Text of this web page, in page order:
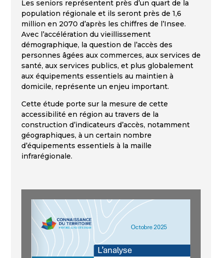
Les seniors représentent près d’un quart de la
population régionale et ils seront près de 1,6
million en 2070 d’après les chiffres de l’Insee.
Avec l’accélération du vieillissement
démographique, la question de l’accès des
personnes âgées aux commerces, aux services de
santé, aux services publics, et plus globalement
aux équipements essentiels au maintien à
domicile, représente un enjeu important.
Cette étude porte sur la mesure de cette
accessibilité en région au travers de la
construction d’indicateurs d’accès, notamment
géographiques, à un certain nombre
d’équipements essentiels à la maille
infrarégionale.